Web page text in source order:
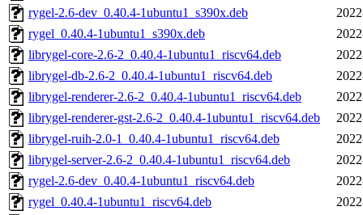
rygel-2.6-dev_0.40.4-1ubuntu1_s390x.deb
rygel_0.40.4-1ubuntu1_s390x.deb
librygel-core-2.6-2_0.40.4-1ubuntu1_riscv64.deb
librygel-db-2.6-2_0.40.4-1ubuntu1_riscv64.deb
librygel-renderer-2.6-2_0.40.4-1ubuntu1_riscv64.deb
librygel-renderer-gst-2.6-2_0.40.4-1ubuntu1_riscv64.deb
librygel-ruih-2.0-1_0.40.4-1ubuntu1_riscv64.deb
librygel-server-2.6-2_0.40.4-1ubuntu1_riscv64.deb
rygel-2.6-dev_0.40.4-1ubuntu1_riscv64.deb
rygel_0.40.4-1ubuntu1_riscv64.deb